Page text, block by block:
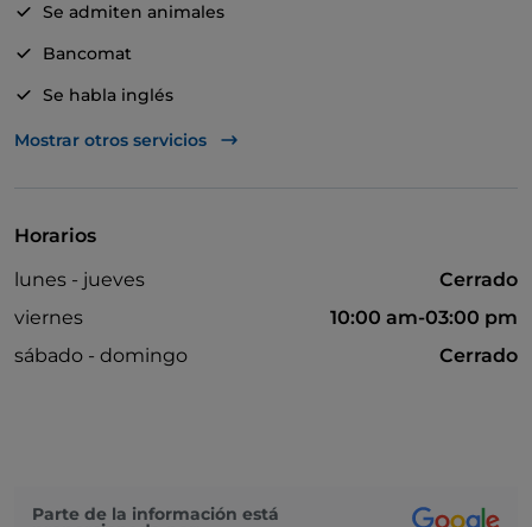
Se admiten animales
Bancomat
Se habla inglés
Aparcamiento
Mostrar otros servicios
Horarios
lunes - jueves
Cerrado
viernes
10:00 am-03:00 pm
sábado - domingo
Cerrado
Parte de la información está